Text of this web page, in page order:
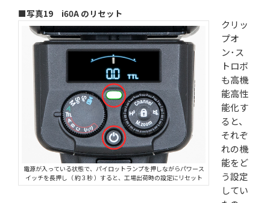
■写真19 i60A のリセット
電源が入っている状態で、パイロットランプを押しながらパワース
イッチを長押し（ 約３秒 ）すると、工場出荷時の設定にリセット
クリッ
プオ
ン･ス
トロボ
も高機
能高性
能化す
ると、
それぞ
れの機
能をど
う設定
してい